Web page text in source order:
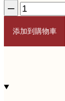
–
添加到購物車